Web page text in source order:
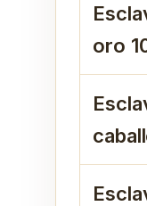
oro